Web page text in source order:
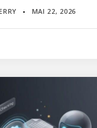
▪ MAI 22, 2026